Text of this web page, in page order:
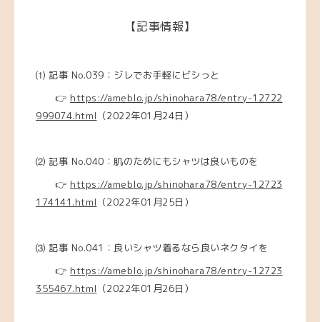
【記事情報】
⑴ 記事 No.039：ジレでお手軽にビシっと
👉 https://ameblo.jp/shinohara78/entry-12722
999074.html （2022年01月24日）
⑵ 記事 No.040：肌のためにもシャツは良いものを
👉 https://ameblo.jp/shinohara78/entry-12723
174141.html （2022年01月25日）
⑶ 記事 No.041：良いシャツ着るなら良いネクタイを
👉 https://ameblo.jp/shinohara78/entry-12723
355467.html （2022年01月26日）